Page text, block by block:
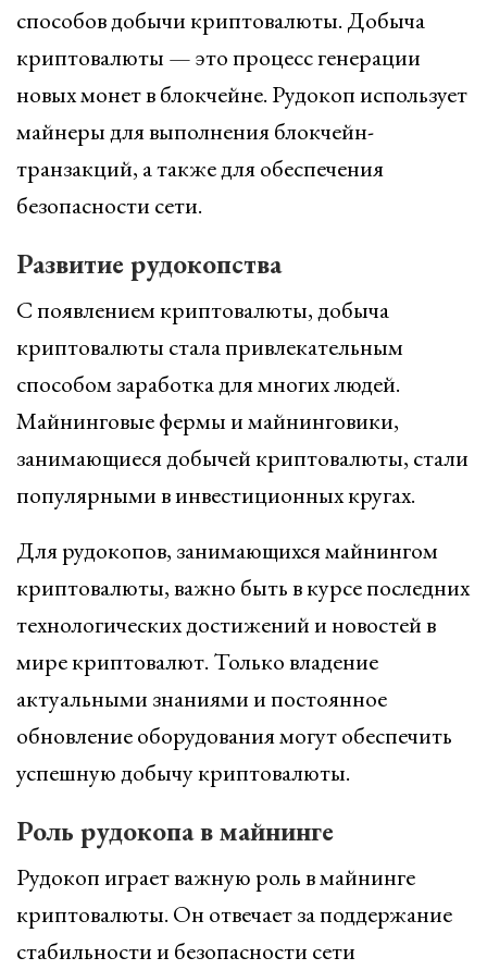
способов добычи криптовалюты. Добыча
криптовалюты — это процесс генерации
новых монет в блокчейне. Рудокоп использует
майнеры для выполнения блокчейн-
транзакций, а также для обеспечения
безопасности сети.
Развитие рудокопства
С появлением криптовалюты, добыча
криптовалюты стала привлекательным
способом заработка для многих людей.
Майнинговые фермы и майнинговики,
занимающиеся добычей криптовалюты, стали
популярными в инвестиционных кругах.
Для рудокопов, занимающихся майнингом
криптовалюты, важно быть в курсе последних
технологических достижений и новостей в
мире криптовалют. Только владение
актуальными знаниями и постоянное
обновление оборудования могут обеспечить
успешную добычу криптовалюты.
Роль рудокопа в майнинге
Рудокоп играет важную роль в майнинге
криптовалюты. Он отвечает за поддержание
стабильности и безопасности сети